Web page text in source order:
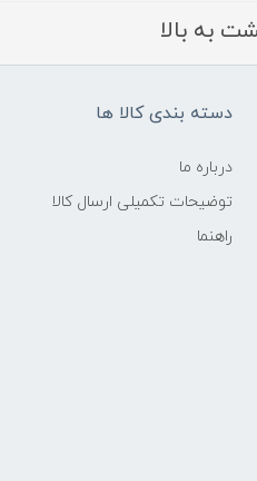
به بالا
دسته بندی کالا ها
درباره ما
توضیحات تکمیلی ارسال کالا
راهنما